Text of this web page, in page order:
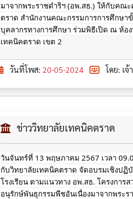
มาจากพระราชดำริฯ (อพ.สธ.) ให้กับคณ
ตราด สำนักงานคณะกรรมการการศึกษ
บุคลากรทางการศึกษา ร่วมพิธีเปิด ณ ห้อ
เทคนิคตราด เขต 2
วันที่โพส: 20-05-2024 โดย: เ
ข่าววิทยาลัยเทคนิคตราด
วันจันทร์ที่ 13 พฤษภาคม 2567 เวลา
กับวิทยาลัยเทคนิคตราด จัดอบรมเชิงปฏิ
โรงเรียน ตามแนวทาง อพ.สธ. โครงการ
อนุรักษ์พันธุกรรมพืชอันเนื่องมาจากพระร